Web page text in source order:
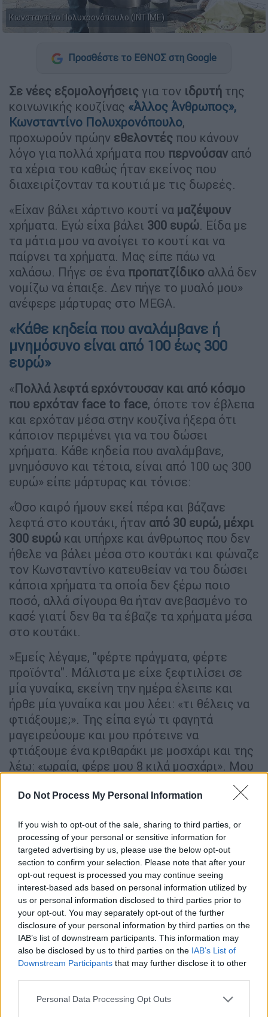
Do Not Process My Personal Information
If you wish to opt-out of the sale, sharing to third parties, or
processing of your personal or sensitive information for
targeted advertising by us, please use the below opt-out
section to confirm your selection. Please note that after your
opt-out request is processed you may continue seeing
interest-based ads based on personal information utilized by
us or personal information disclosed to third parties prior to
your opt-out. You may separately opt-out of the further
disclosure of your personal information by third parties on the
IAB’s list of downstream participants. This information may
also be disclosed by us to third parties on the IAB’s List of
Downstream Participants that may further disclose it to other
Please note that this website/app uses one or more Google
Personal Data Processing Opt Outs
Κωνσταντίνο Πολυχρονόπουλο (ΙΝΤΙΜΕ)
Προσθέστε το ΕΘΝΟΣ στη Google
Σε νέες εξομολογήσεις για τον ιδρυτή της
κοινωνικής κουζίνας «Άλλος Άνθρωπος»,
Κωνσταντίνο Πολυχρονόπουλο,
προχωρούν πρώην εθελοντές που κάνουν
λόγο για πολλά χρήματα που περνούσαν από
τα χέρια του καθώς ήταν εκείνος που
διαχειρίζονταν τα κουτιά με τις δωρεές.
«Είχαν βάλει χάρτινο κουτί να μαζέψουν
χρήματα. Εγώ είχα βάλει 300 ευρώ. Είδα με
τα μάτια μου να ανοίγει το κουτί και να
παίρνει τα χρήματα. Μας είπε πάω να
χαλάσω. Πήγε σε ένα προπατζίδικο αλλά δεν
νομίζω να έπαιξε. Δεν πήγε το μυαλό μου»
ανέφερε μάρτυρας στο MEGA.
«Κάθε κηδεία που αναλάμβανε ή
μνημόσυνο είναι από 100 έως 300
ευρώ»
«Πολλά λεφτά ερχόντουσαν και από κόσμο
που ερχόταν face to face, όποτε τον έβλεπα
και ερχόταν μέσα στην κουζίνα ήξερα ότι
κάποιον περιμένει για να του δώσει
χρήματα. Κάθε κηδεία που αναλάμβανε,
μνημόσυνο και τέτοια, είναι από 100 ως 300
ευρώ» είπε μάρτυρας και τόνισε:
«Όσο καιρό ήμουν εκεί πέρα και βάζανε
λεφτά στο κουτάκι, ήταν από 30 ευρώ, μέχρι
300 ευρώ και υπήρχε και άνθρωπος που δεν
ήθελε να βάλει μέσα στο κουτάκι και φώναζε
τον Κωνσταντίνο κατευθείαν να του δώσει
κάποια χρήματα τα οποία δεν ξέρω ποιο
ποσό, αλλά σίγουρα θα ήταν ανεβασμένο το
κασέ γιατί δεν θα τα έβαζε τα χρήματα μέσα
στο κουτάκι.
»Εμείς λέγαμε, "φέρτε πράγματα, φέρτε
προϊόντα". Μάλιστα με είχε ξεφτιλίσει σε
μία γυναίκα, εκείνη την ημέρα έλειπε και
ήρθε μία γυναίκα και μου λέει: «τι θέλεις να
φτιάξουμε;». Της είπα εγώ τι φαγητά
μαγειρεύουμε και μου πρότεινε να
φτιάξουμε ένα κριθαράκι με μοσχάρι και της
λέω: «ωραία, φέρε μου 8 κιλά μοσχάρι». Μου
Ρουμάνος, αυτός, η άλλη ξανθιά και η αδελφή
»Μπροστά στον κόσμο, τόσο θράσος. Το
σπίτι της μάνας του από κάτω, πριν
προλάβουν να το αδειάσουνεκεί πήγαινε
όλα τα καλύτεραπράγματα, λάδια, πρέπει να
είχε πάνω από 50 τενεκέδες λάδι».